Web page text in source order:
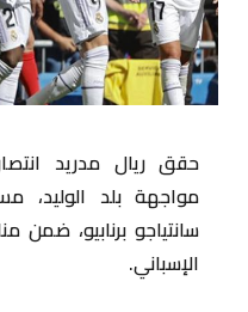
مواجهة بلد الوليد،
الإسباني.